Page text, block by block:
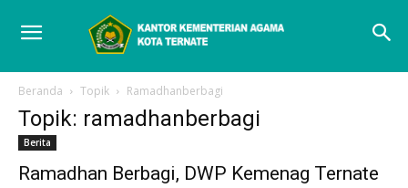
Beranda Topik Ramadhanberbagi
Topik: ramadhanberbagi
Berita
Ramadhan Berbagi, DWP Kemenag Ternate